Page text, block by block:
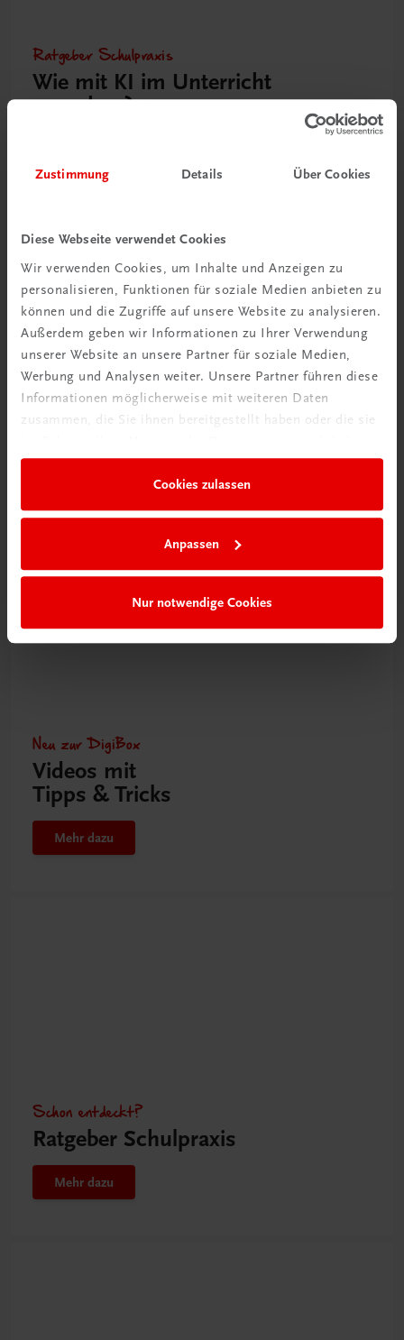
Zustimmung Details Über Cookies
Diese Webseite verwendet Cookies
Wir verwenden Cookies, um Inhalte und Anzeigen zu
personalisieren, Funktionen für soziale Medien anbieten zu
können und die Zugriffe auf unsere Website zu analysieren.
Außerdem geben wir Informationen zu Ihrer Verwendung
unserer Website an unsere Partner für soziale Medien,
Werbung und Analysen weiter. Unsere Partner führen diese
Informationen möglicherweise mit weiteren Daten
zusammen, die Sie ihnen bereitgestellt haben oder die sie
Cookies zulassen
Anpassen
Nur notwendige Cookies
Ratgeber Schulpraxis
Wie mit KI im Unterricht
umgehen?
Rabattcode erhalten
Newsletter abonnieren
Neu zur DigiBox
Videos mit
Tipps & Tricks
Mehr dazu
Schon entdeckt?
Ratgeber Schulpraxis
Mehr dazu